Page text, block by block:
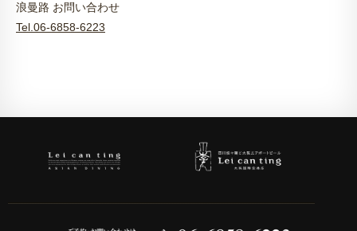
浪曼路 お問い合わせ
Tel.06-6858-6223